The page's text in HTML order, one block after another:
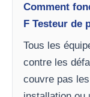
Comment
F Testeur de
Tous les
contre les
couvre pas